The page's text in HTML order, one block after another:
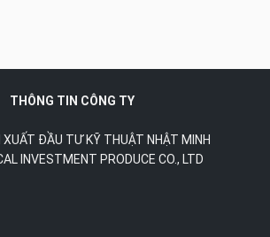
THÔNG TIN CÔNG TY
XUẤT ĐẦU TƯ KỸ THUẬT NHẬT MINH
INVESTMENT PRODUCE CO., LTD